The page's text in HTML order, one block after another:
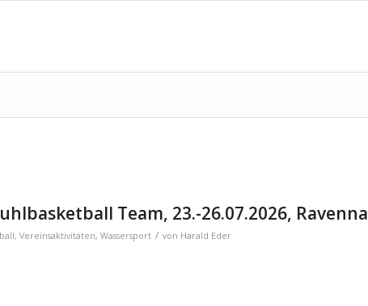
Team, 23.-26.07.2026, Ravenna
, Vereinsaktivitäten, Wassersport / von Harald Eder